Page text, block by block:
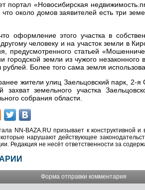
портал «Новосибирская
что около домов заявителей есть три
оформление этого участка в
человеку и на участок земли в
предусмотренного статьей
городской земли из чужого
рублей. Более того сама земля
жители улиц Заельцовский парк, 2-
захват земельного участка
собрания области.
NN-BAZA.RU призывает к конструктивной
нарушают действующее
Редакция не несёт ответственности за
Форма отправки комментария